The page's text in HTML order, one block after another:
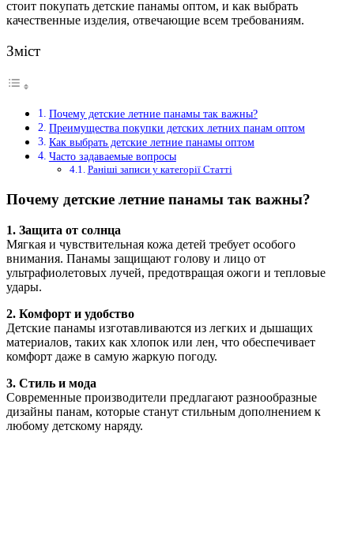
стоит покупать детские панамы оптом, и как выбрать
качественные изделия, отвечающие всем требованиям.
Зміст
Почему детские летние панамы так важны?
Преимущества покупки детских летних панам оптом
Как выбрать детские летние панамы оптом
Часто задаваемые вопросы
Раніші записи у категорії Статті
Почему детские летние панамы так важны?
1. Защита от солнца
Мягкая и чувствительная кожа детей требует особого
внимания. Панамы защищают голову и лицо от
ультрафиолетовых лучей, предотвращая ожоги и тепловые
удары.
2. Комфорт и удобство
Детские панамы изготавливаются из легких и дышащих
материалов, таких как хлопок или лен, что обеспечивает
комфорт даже в самую жаркую погоду.
3. Стиль и мода
Современные производители предлагают разнообразные
дизайны панам, которые станут стильным дополнением к
любому детскому наряду.